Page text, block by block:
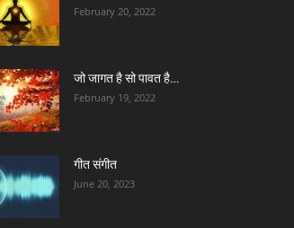
February 20, 2022
जो जागत है सो पावत है…
February 19, 2022
गीत संगीत
June 20, 2023